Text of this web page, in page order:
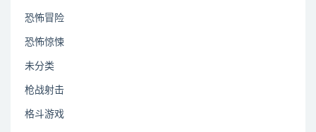
恐怖冒险
恐怖惊悚
未分类
枪战射击
格斗游戏